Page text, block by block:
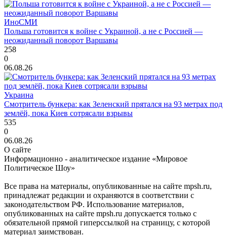
ИноСМИ
Польша готовится к войне с Украиной, а не с Россией —
неожиданный поворот Варшавы
258
0
06.08.26
Украина
Смотритель бункера: как Зеленский прятался на 93 метрах под
землёй, пока Киев сотрясали взрывы
535
0
06.08.26
О сайте
Информационно - аналитическое издание «Мировое
Политическое Шоу»
Все права на материалы, опубликованные на сайте mpsh.ru,
принадлежат редакции и охраняются в соответствии с
законодательством РФ. Использование материалов,
опубликованных на сайте mpsh.ru допускается только с
обязательной прямой гиперссылкой на страницу, с которой
материал заимствован.